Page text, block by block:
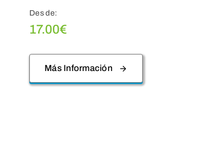
Des de:
17.00€
Más Información